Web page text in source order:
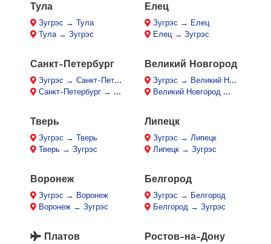
Тула
Зугрэс → Тула
Тула → Зугрэс
Елец
Зугрэс → Елец
Елец → Зугрэс
Санкт-Петербург
Зугрэс → Санкт-Петербург
Санкт-Петербург → Зугрэс
Великий Новгород
Зугрэс → Великий Новгород
Великий Новгород → Зугрэс
Тверь
Зугрэс → Тверь
Тверь → Зугрэс
Липецк
Зугрэс → Липецк
Липецк → Зугрэс
Воронеж
Зугрэс → Воронеж
Воронеж → Зугрэс
Белгород
Зугрэс → Белгород
Белгород → Зугрэс
Платов Ростов-на-Дону